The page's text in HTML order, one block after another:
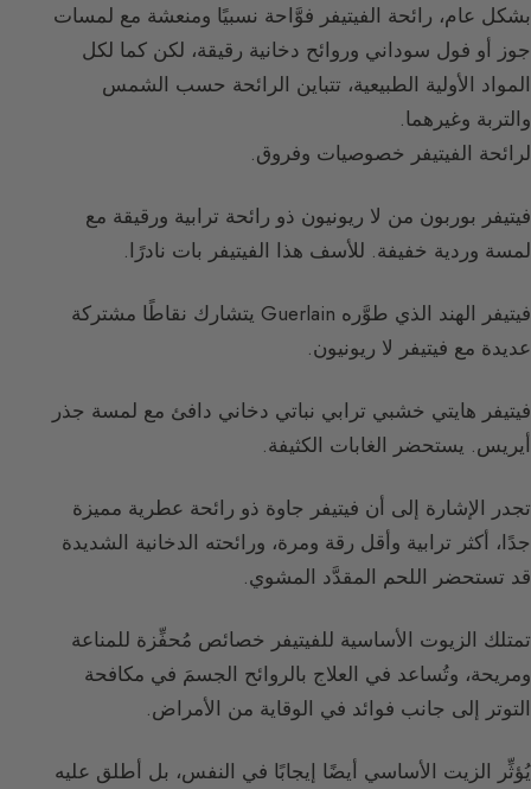
بشكل عام، رائحة الفيتيفر فوَّاحة نسبيًا ومنعشة مع لمسات
جوز أو فول سوداني وروائح دخانية رقيقة، لكن كما لكل
المواد الأولية الطبيعية، تتباين الرائحة حسب الشمس
والتربة وغيرهما.
لرائحة الفيتيفر خصوصيات وفروق.
فيتيفر بوربون من لا ريونيون ذو رائحة ترابية ورقيقة مع
لمسة وردية خفيفة. للأسف هذا الفيتيفر بات نادرًا.
فيتيفر الهند الذي طوَّره Guerlain يتشارك نقاطًا مشتركة
عديدة مع فيتيفر لا ريونيون.
فيتيفر هايتي خشبي ترابي نباتي دخاني دافئ مع لمسة جذر
أيريس. يستحضر الغابات الكثيفة.
تجدر الإشارة إلى أن فيتيفر جاوة ذو رائحة عطرية مميزة
جدًا، أكثر ترابية وأقل رقة ومرة، ورائحته الدخانية الشديدة
قد تستحضر اللحم المقدَّد المشوي.
تمتلك الزيوت الأساسية للفيتيفر خصائص مُحفِّزة للمناعة
ومريحة، وتُساعد في العلاج بالروائح الجسمَ في مكافحة
التوتر إلى جانب فوائد في الوقاية من الأمراض.
يُؤثِّر الزيت الأساسي أيضًا إيجابًا في النفس، بل أطلق عليه